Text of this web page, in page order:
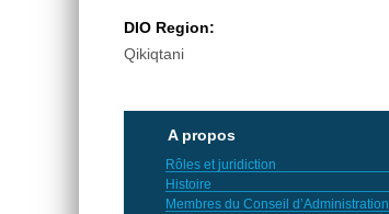
DIO Region:
Qikiqtani
A propos
Rôles et juridiction
Histoire
Membres du Conseil d’Administration